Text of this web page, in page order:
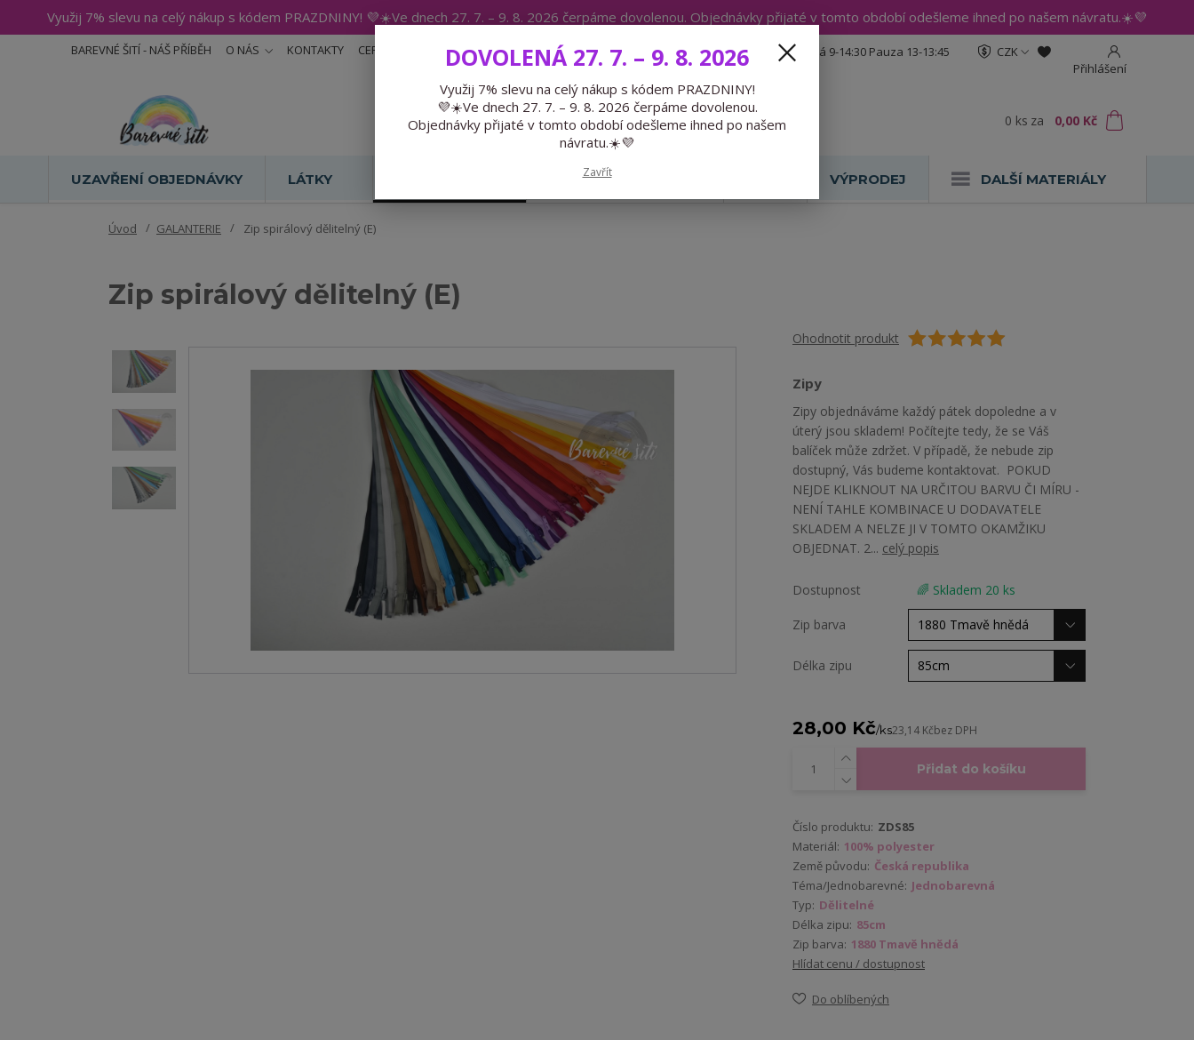
Využij 7% slevu na celý nákup s kódem PRAZDNINY! 💜☀️Ve dnech 27. 7. – 9. 8. 2026 čerpáme dovolenou. Objednávky přijaté v tomto období odešleme ihned po našem návratu.☀️💜
BAREVNÉ ŠITÍ - NÁŠ PŘÍBĚH O NÁS KONTAKTY CERTIFIKÁTY BLOG
CZK
Přihlášení
Hledat
Expedice 775 866 913 Po-Čt 9-15:30 Pá 9-14:30 Pauza 13-13:45
0 ks za 0,00 Kč
UZAVŘENÍ OBJEDNÁVKY LÁTKY PŘEDOBJEDNÁVKY VÝPRODEJ DALŠÍ MATERIÁLY
Úvod GALANTERIE Zip spirálový dělitelný (E)
Zip spirálový dělitelný (E)
Ohodnotit produkt
Zipy
Zipy objednáváme každý pátek dopoledne a v
úterý jsou skladem! Počítejte tedy, že se Váš
balíček může zdržet. V případě, že nebude zip
dostupný, Vás budeme kontaktovat. POKUD
NEJDE KLIKNOUT NA URČITOU BARVU ČI MÍRU -
NENÍ TAHLE KOMBINACE U DODAVATELE
SKLADEM A NELZE JI V TOMTO OKAMŽIKU
OBJEDNAT. 2... celý popis
Dostupnost 🌈 Skladem 20 ks
Zip barva
Délka zipu
28,00 Kč/ks23,14 Kčbez DPH
Přidat do košíku
Číslo produktu: ZDS85
Materiál: 100% polyester
Země původu: Česká republika
Téma/Jednobarevné: Jednobarevná
Typ: Dělitelné
Délka zipu: 85cm
Zip barva: 1880 Tmavě hnědá
Hlídat cenu / dostupnost
Do oblíbených
DOVOLENÁ 27. 7. – 9. 8. 2026
Využij 7% slevu na celý nákup s kódem PRAZDNINY!
💜☀️Ve dnech 27. 7. – 9. 8. 2026 čerpáme dovolenou.
Objednávky přijaté v tomto období odešleme ihned po našem
návratu.☀️💜
Zavřít